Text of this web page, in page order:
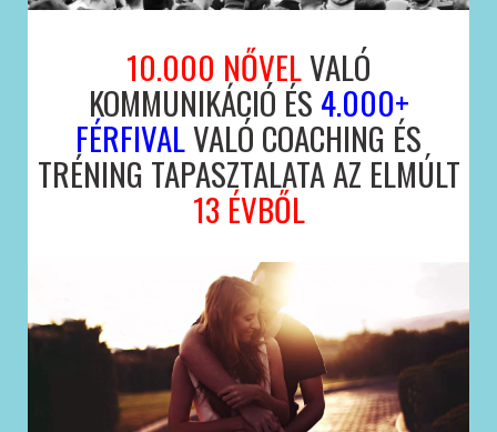
10.000 NŐVELVALÓ
KOMMUNIKÁCIÓ ÉS 4.000+
FÉRFIVALVALÓ COACHING ÉS
TRÉNING TAPASZTALATA AZ ELMÚLT
13 ÉVBŐL